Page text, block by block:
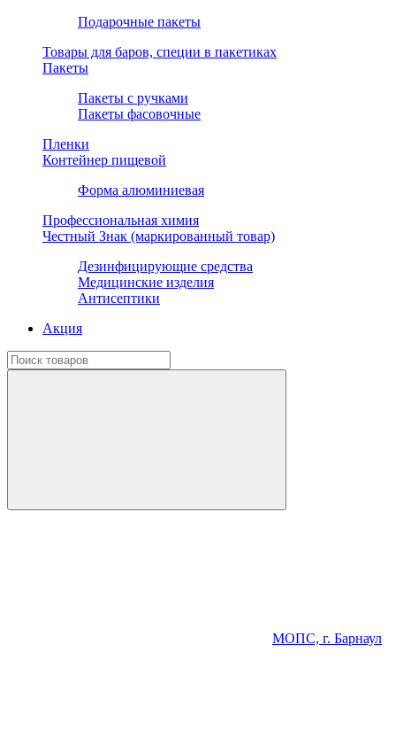
Подарочные пакеты
Товары для баров, специи в пакетиках
Пакеты
Пакеты с ручками
Пакеты фасовочные
Пленки
Контейнер пищевой
Форма алюминиевая
Профессиональная химия
Честный Знак (маркированный товар)
Дезинфицирующие средства
Медицинские изделия
Антисептики
Акция
МОПС, г. Барнаул